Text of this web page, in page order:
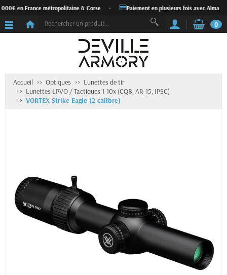
en France métropolitaine & Corse Paiement en plusieurs fois avec Alma
0
Accueil Optiques
Lunettes de tir
Lunettes LPVO / Tactiques 1-10x (CQB, AR-15, IPSC)
VORTEX Strike Eagle (2 calibre)